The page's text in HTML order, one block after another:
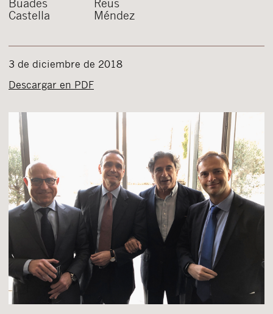
Buades
Castella
Reus
Méndez
3 de diciembre de 2018
Descargar en PDF